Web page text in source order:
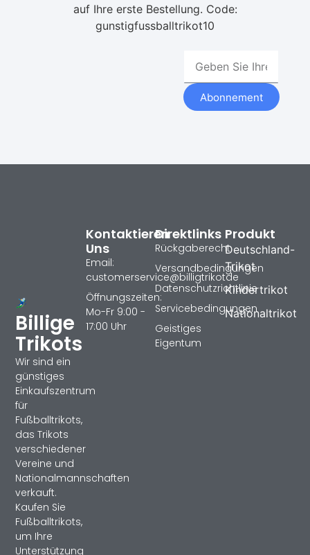
auf Ihre erste Bestellung. Code:
gunstigfussballtrikot10
Abonnement
Billige
Trikots
Wir sind ein
günstiges
Einkaufszentrum
für
Fußballtrikots,
das Trikots
verschiedener
Vereine und
Nationalmannschaften
verkauft.
Kaufen Sie
Fußballtrikots,
um Ihre
Unterstützung
Produkt
Deutschland-
Trikot
Kindertrikot
Nationaltrikot
Direktlinks
Rückgaberecht
Versandbedingungen
Datenschutzrichtlinie
Servicebedingungen
Geistiges
Eigentum
Kontaktieren
Uns
Email:
customerservice@billigtrikotde
Öffnungszeiten:
Mo-Fr 9:00 -
17:00 Uhr